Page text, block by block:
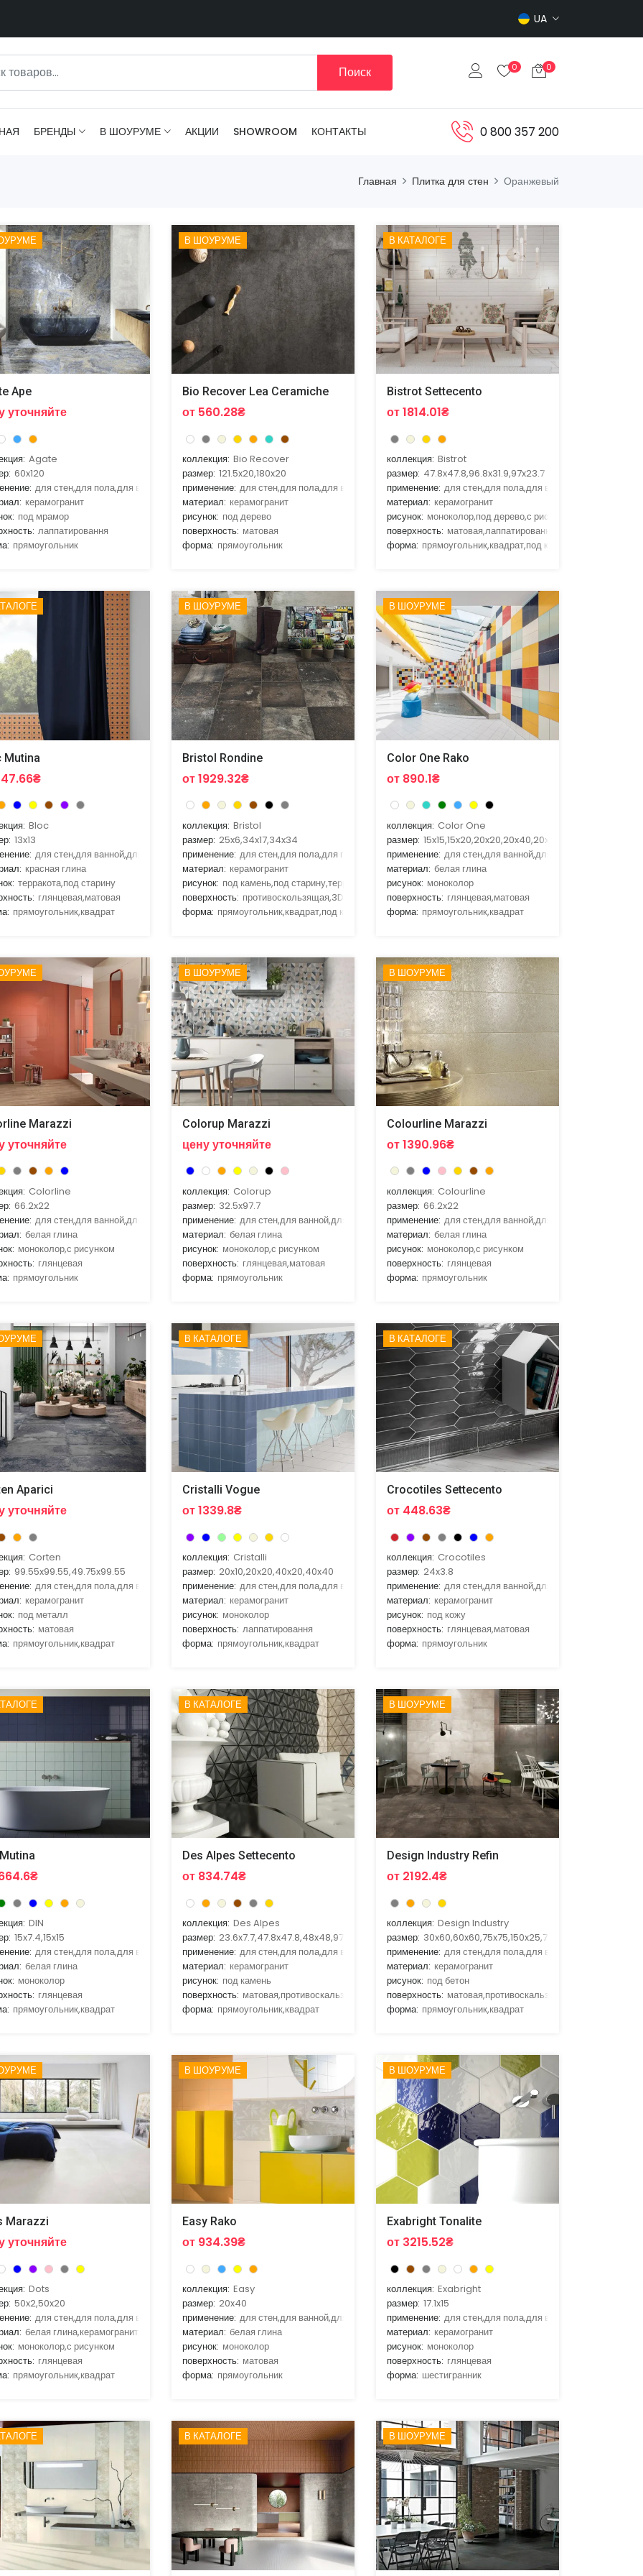
UA
Поиск 0 0
БРЕНДЫ В ШОУРУМЕ АКЦИИ SHOWROOM КОНТАКТЫ 0 800 357 200
Главная Плитка для стен Оранжевый
Ape
уточняйте
Agate
60x120
для стен,для пола,для ванной,для гостиной,для кухни
керамогранит
под мрамор
лаппатировання
прямоугольник
В ШОУРУМЕ
Bio Recover Lea Ceramiche
от 560.28₴
коллекция: Bio Recover
размер: 121.5x20,180x20
применение: для стен,для пола,для ванной,для гостиной,для кухни
материал: керамогранит
рисунок: под дерево
поверхность: матовая
форма: прямоугольник
В КАТАЛОГЕ
Bistrot Settecento
от 1814.01₴
коллекция: Bistrot
размер: 47.8x47.8,96.8x31.9,97x23.7
применение: для стен,для пола,для ванной,для
материал: керамогранит
рисунок: моноколор,под дерево,с рисунком
поверхность: матовая,лаппатированная
форма: прямоугольник,квадрат,под кирпич
Mutina
Bloc
13x13
для стен,для ванной,для гостиной,для кухни
красная глина
терракота,под старину
глянцевая,матовая
прямоугольник,квадрат
В ШОУРУМЕ
Bristol Rondine
от 1929.32₴
коллекция: Bristol
размер: 25x6,34x17,34x34
применение: для стен,для пола,для гостиной,для кухни,для улицы
материал: керамогранит
рисунок: под камень,под старину,терракота
поверхность: противоскользящая,3D
форма: прямоугольник,квадрат,под кирпич
В ШОУРУМЕ
Color One Rako
от 890.1₴
коллекция: Color One
размер: 15x15,15x20,20x20,20x40,20x25
применение: для стен,для ванной,для гостиной,для кухни
материал: белая глина
рисунок: моноколор
поверхность: глянцевая,матовая
форма: прямоугольник,квадрат
Marazzi
уточняйте
Colorline
66.2x22
для стен,для ванной,для гостиной,для кухни
белая глина
моноколор,с рисунком
глянцевая
прямоугольник
В ШОУРУМЕ
Colorup Marazzi
цену уточняйте
коллекция: Colorup
размер: 32.5x97.7
применение: для стен,для ванной,для гостиной,для кухни
материал: белая глина
рисунок: моноколор,с рисунком
поверхность: глянцевая,матовая
форма: прямоугольник
В ШОУРУМЕ
Colourline Marazzi
от 1390.96₴
коллекция: Colourline
размер: 66.2x22
применение: для стен,для ванной,для гостиной,для кухни
материал: белая глина
рисунок: моноколор,с рисунком
поверхность: глянцевая
форма: прямоугольник
Aparici
уточняйте
Corten
99.55x99.55,49.75x99.55
для стен,для пола,для ванной,для гостиной,для кухни
керамогранит
под металл
матовая
прямоугольник,квадрат
В КАТАЛОГЕ
Cristalli Vogue
от 1339.8₴
коллекция: Cristalli
размер: 20x10,20x20,40x20,40x40
применение: для стен,для пола,для ванной,для кухни,для улицы
материал: керамогранит
рисунок: моноколор
поверхность: лаппатировання
форма: прямоугольник,квадрат
В КАТАЛОГЕ
Crocotiles Settecento
от 448.63₴
коллекция: Crocotiles
размер: 24x3.8
применение: для стен,для ванной,для гостиной,для кухни
материал: керамогранит
рисунок: под кожу
поверхность: глянцевая,матовая
форма: прямоугольник
DIN
15x7.4,15x15
для стен,для пола,для ванной,для гостиной,для кухни
белая глина
моноколор
глянцевая
прямоугольник,квадрат
В КАТАЛОГЕ
Des Alpes Settecento
от 834.74₴
коллекция: Des Alpes
размер: 23.6x7.7,47.8x47.8,48x48,97x23.7,97x47.8
применение: для стен,для пола,для ванной,для гостиной,для кухни
материал: керамогранит
рисунок: под камень
поверхность: матовая,противоскальзящая
форма: прямоугольник,квадрат
В ШОУРУМЕ
Design Industry Refin
от 2192.4₴
коллекция: Design Industry
размер: 30x60,60x60,75x75,150x25,75x150
применение: для стен,для пола,для ванной,для
материал: керамогранит
рисунок: под бетон
поверхность: матовая,противоскальзящая
форма: прямоугольник,квадрат
Marazzi
уточняйте
Dots
50x2,50x20
для стен,для пола,для ванной,для гостиной,для кухни
белая глина,керамогранит
моноколор,с рисунком
глянцевая
прямоугольник,квадрат
В ШОУРУМЕ
Easy Rako
от 934.39₴
коллекция: Easy
размер: 20x40
применение: для стен,для ванной,для гостиной,для кухни
материал: белая глина
рисунок: моноколор
поверхность: матовая
форма: прямоугольник
В ШОУРУМЕ
Exabright Tonalite
от 3215.52₴
коллекция: Exabright
размер: 17.1x15
применение: для стен,для пола,для ванной,для
материал: керамогранит
рисунок: моноколор
поверхность: глянцевая
форма: шестигранник
В КАТАЛОГЕ В ШОУРУМЕ